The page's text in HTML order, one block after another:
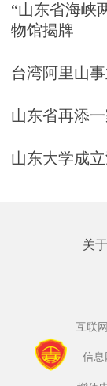
“山东省海峡
物馆揭牌
台湾阿里山
山东省再添
山东大学成
关
互联
信息